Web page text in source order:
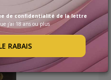
de confidentialité de la lettre
j'ai 18 ans ou plus
RABAIS